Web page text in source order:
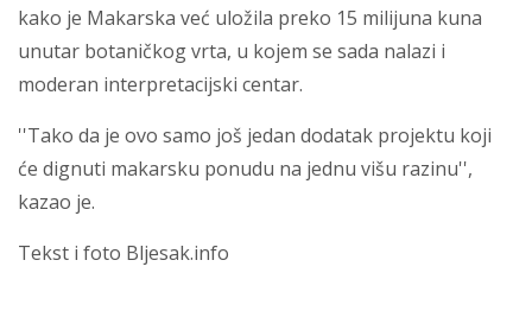
kako je Makarska već uložila preko 15 milijuna kuna
unutar botaničkog vrta, u kojem se sada nalazi i
moderan interpretacijski centar.
''Tako da je ovo samo još jedan dodatak projektu koji
će dignuti makarsku ponudu na jednu višu razinu'',
kazao je.
Tekst i foto Bljesak.info